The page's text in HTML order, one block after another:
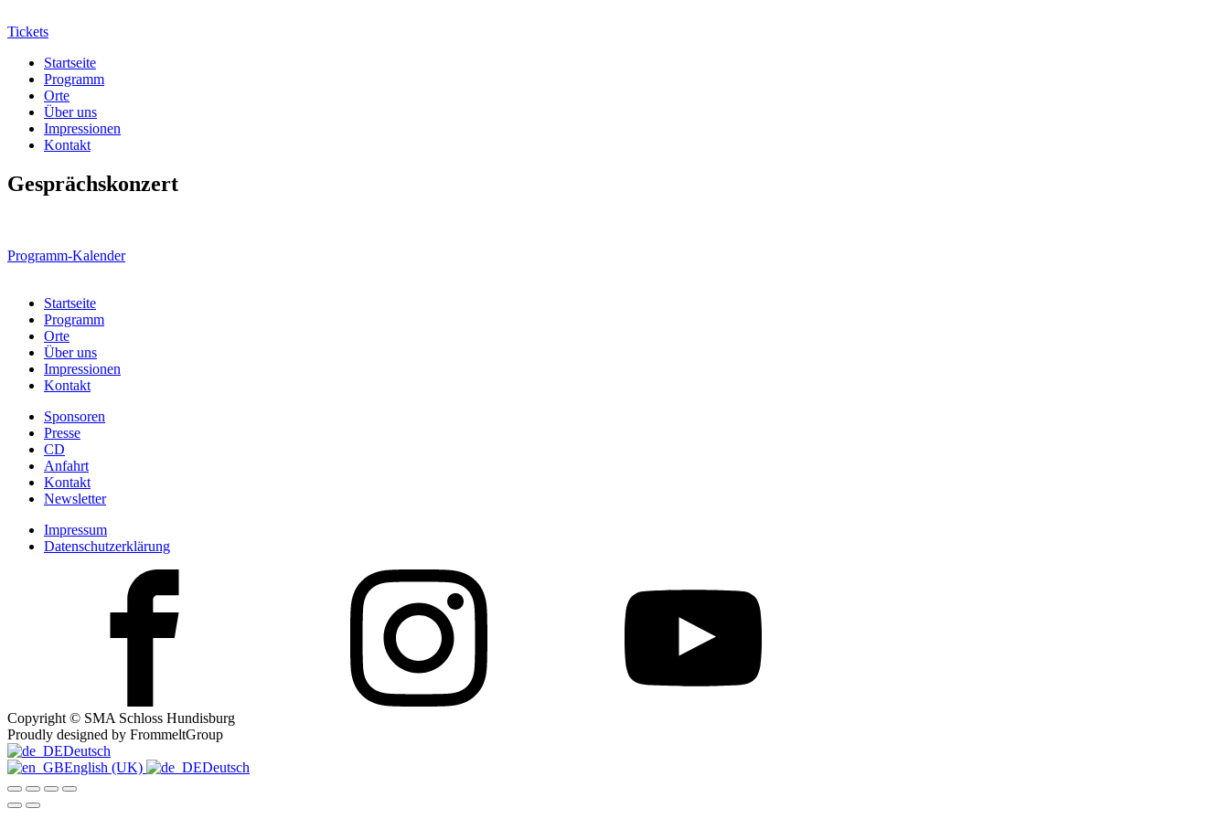
Tickets
Startseite
Programm
Orte
Über uns
Impressionen
Kontakt
Gesprächskonzert
Programm-Kalender
Startseite
Programm
Orte
Über uns
Impressionen
Kontakt
Sponsoren
Presse
CD
Anfahrt
Kontakt
Newsletter
Impressum
Datenschutzerklärung
Copyright © SMA Schloss Hundisburg
Proudly designed by FrommeltGroup
Deutsch
English (UK)
Deutsch